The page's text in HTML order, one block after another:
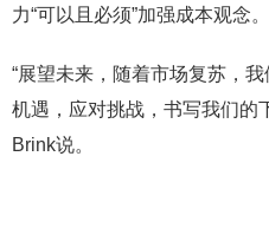
力“可以且必须”加强成本观念。
“展望未来，随着市场复苏，
机遇，应对挑战，书写我们的
Brink说。